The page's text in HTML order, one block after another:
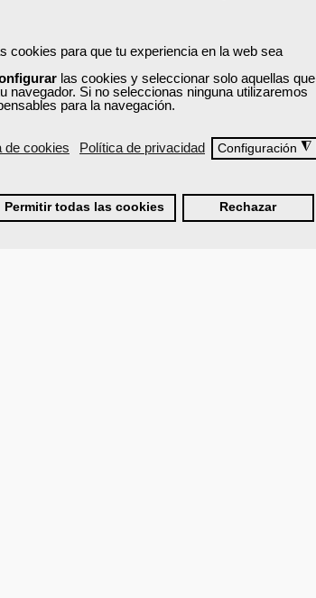
cookies para que tu experiencia en la web sea
las cookies y seleccionar solo aquellas que
navegador. Si no seleccionas ninguna utilizaremos
para la navegación.
de cookies Política de privacidad Configuración ◮
Permitir todas las cookies Rechazar